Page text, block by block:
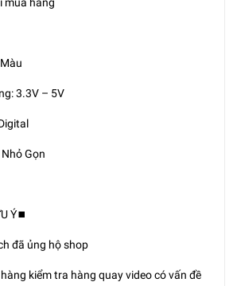
mua hàng
3.3V – 5V
Gọn
Ý⏹️
đã ủng hộ shop
kiểm tra hàng quay video có vấn đề